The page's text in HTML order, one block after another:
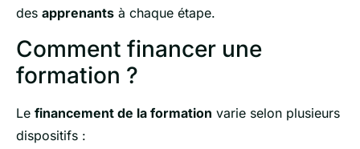
des apprenants à chaque étape.
Comment financer une
formation ?
Le financement de la formation varie selon plusieurs
dispositifs :